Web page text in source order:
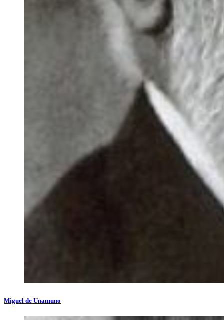
Miguel de Unamuno